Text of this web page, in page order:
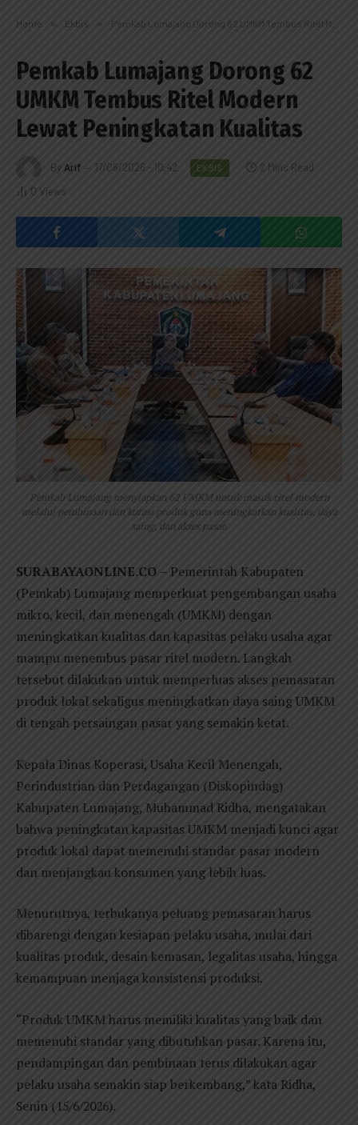
Home » Ekbis » Pemkab Lumajang Dorong 62 UMKM Tembus Ritel Modern Lewat Peningkatan Kualitas
Pemkab Lumajang Dorong 62
UMKM Tembus Ritel Modern
Lewat Peningkatan Kualitas
ByArif 17/06/2026 - 10:42 EKBIS
2 Mins Read
0 Views
Pemkab Lumajang menyiapkan 62 UMKM untuk masuk ritel modern
melalui pembinaan dan kurasi produk guna meningkatkan kualitas, daya
saing, dan akses pasar.
SURABAYAONLINE.CO – Pemerintah Kabupaten
(Pemkab) Lumajang memperkuat pengembangan usaha
mikro, kecil, dan menengah (UMKM) dengan
meningkatkan kualitas dan kapasitas pelaku usaha agar
mampu menembus pasar ritel modern. Langkah
tersebut dilakukan untuk memperluas akses pemasaran
produk lokal sekaligus meningkatkan daya saing UMKM
di tengah persaingan pasar yang semakin ketat.
Kepala Dinas Koperasi, Usaha Kecil Menengah,
Perindustrian dan Perdagangan (Diskopindag)
Kabupaten Lumajang, Muhammad Ridha, mengatakan
bahwa peningkatan kapasitas UMKM menjadi kunci agar
produk lokal dapat memenuhi standar pasar modern
dan menjangkau konsumen yang lebih luas.
Menurutnya, terbukanya peluang pemasaran harus
dibarengi dengan kesiapan pelaku usaha, mulai dari
kualitas produk, desain kemasan, legalitas usaha, hingga
kemampuan menjaga konsistensi produksi.
“Produk UMKM harus memiliki kualitas yang baik dan
memenuhi standar yang dibutuhkan pasar. Karena itu,
pendampingan dan pembinaan terus dilakukan agar
pelaku usaha semakin siap berkembang,” kata Ridha,
Senin (15/6/2026).